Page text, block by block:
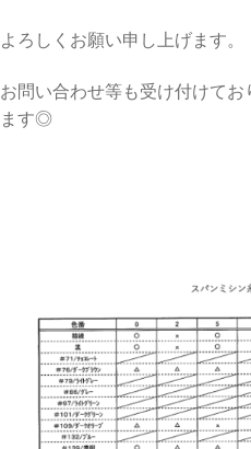
よろしくお願い申し上げます。
お問い合わせ等も受け付けて
ます◎